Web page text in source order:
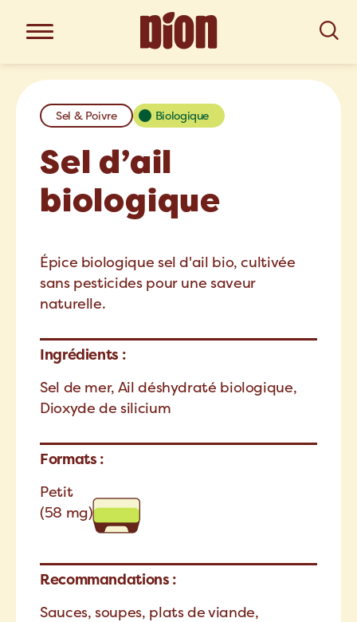
Sel & Poivre Biologique
Sel d’ail
biologique
Épice biologique sel d'ail bio, cultivée
sans pesticides pour une saveur
naturelle.
Ingrédients :
Sel de mer, Ail déshydraté biologique,
Dioxyde de silicium
Formats :
Petit
(58 mg)
Recommandations :
Sauces, soupes, plats de viande,